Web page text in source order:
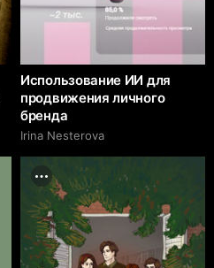
Использование ИИ для
продвижения личного
бренда
Irina Nesterova